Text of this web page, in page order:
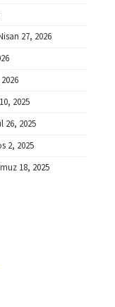
27, 2026
2025
26, 2025
2, 2025
18, 2025